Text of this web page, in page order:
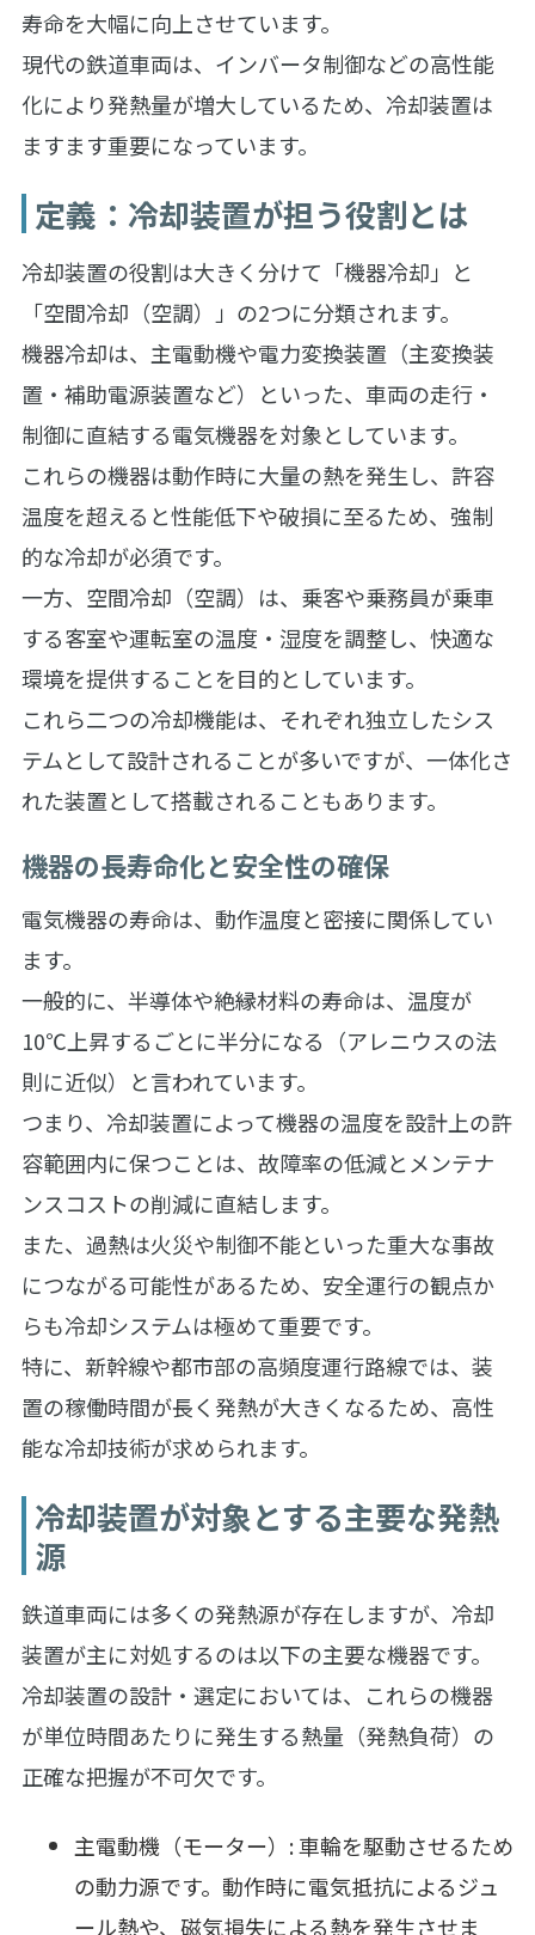
寿命を大幅に向上させています。
現代の鉄道車両は、インバータ制御などの高性能
化により発熱量が増大しているため、冷却装置は
ますます重要になっています。
定義：冷却装置が担う役割とは
冷却装置の役割は大きく分けて「機器冷却」と
「空間冷却（空調）」の2つに分類されます。
機器冷却は、主電動機や電力変換装置（主変換装
置・補助電源装置など）といった、車両の走行・
制御に直結する電気機器を対象としています。
これらの機器は動作時に大量の熱を発生し、許容
温度を超えると性能低下や破損に至るため、強制
的な冷却が必須です。
一方、空間冷却（空調）は、乗客や乗務員が乗車
する客室や運転室の温度・湿度を調整し、快適な
環境を提供することを目的としています。
これら二つの冷却機能は、それぞれ独立したシス
テムとして設計されることが多いですが、一体化さ
れた装置として搭載されることもあります。
機器の長寿命化と安全性の確保
電気機器の寿命は、動作温度と密接に関係してい
ます。
一般的に、半導体や絶縁材料の寿命は、温度が
10℃上昇するごとに半分になる（アレニウスの法
則に近似）と言われています。
つまり、冷却装置によって機器の温度を設計上の許
容範囲内に保つことは、故障率の低減とメンテナ
ンスコストの削減に直結します。
また、過熱は火災や制御不能といった重大な事故
につながる可能性があるため、安全運行の観点か
らも冷却システムは極めて重要です。
特に、新幹線や都市部の高頻度運行路線では、装
置の稼働時間が長く発熱が大きくなるため、高性
能な冷却技術が求められます。
冷却装置が対象とする主要な発熱
源
鉄道車両には多くの発熱源が存在しますが、冷却
装置が主に対処するのは以下の主要な機器です。
冷却装置の設計・選定においては、これらの機器
が単位時間あたりに発生する熱量（発熱負荷）の
正確な把握が不可欠です。
主電動機（モーター）: 車輪を駆動させるため
の動力源です。動作時に電気抵抗によるジュ
ール熱や、磁気損失による熱を発生させま